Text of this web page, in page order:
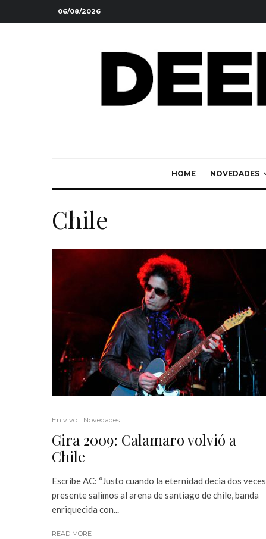
06/08/2026
HOME NOVEDADES
Chile
En vivo Novedades
Gira 2009: Calamaro volvió a
Chile
Escribe AC: “Justo cuando la eternidad decia dos veces
presente salimos al arena de santiago de chile, banda
enriquecida con...
READ MORE